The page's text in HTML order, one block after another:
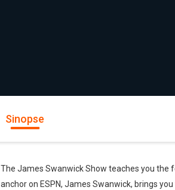
Sinopse
The James Swanwick Show teaches you the
anchor on ESPN, James Swanwick, brings